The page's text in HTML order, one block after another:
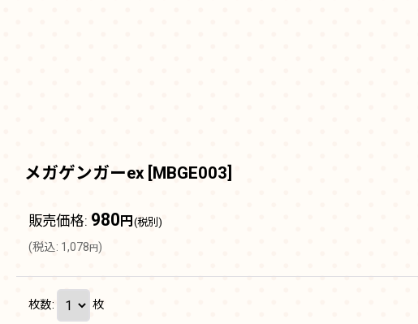
メガゲンガーex [MBGE003]
販売価格: 980 円 (税別)
(税込: 1,078 円 )
枚数: 枚